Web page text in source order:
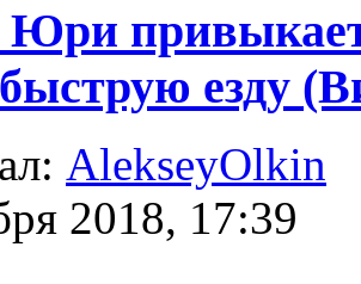
привыкает
езду
AlekseyOlkin
2018, 17:39